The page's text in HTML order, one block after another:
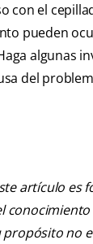
con el
pueden
algunas
del
artículo es
propósito no